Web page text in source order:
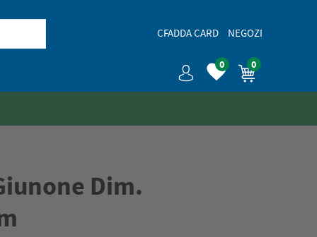
CFADDA CARD NEGOZI
0 0
Dim.